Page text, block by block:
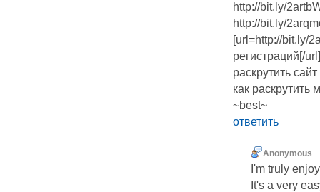
http://bit.ly/
http://bit.ly/
[url=http://bit.ly/
регистраций[/url]
раскрутить
как раскрутить
~best~
ответить
Anonymous
I'm truly
It's a very